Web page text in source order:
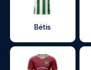
Bétis